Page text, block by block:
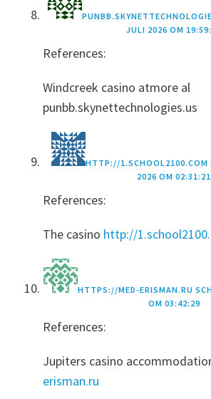
JULI 2026 OM
References:
Windcreek casino atmore al
punbb.skynettechnologies.us
HTTP://1.SCHOOL2100.COM
2026 OM 02:31:21
References:
The casino http://
HTTPS://MED-ERISMAN.RU
OM 03:42:29
References:
Jupiters casino
erisman.ru